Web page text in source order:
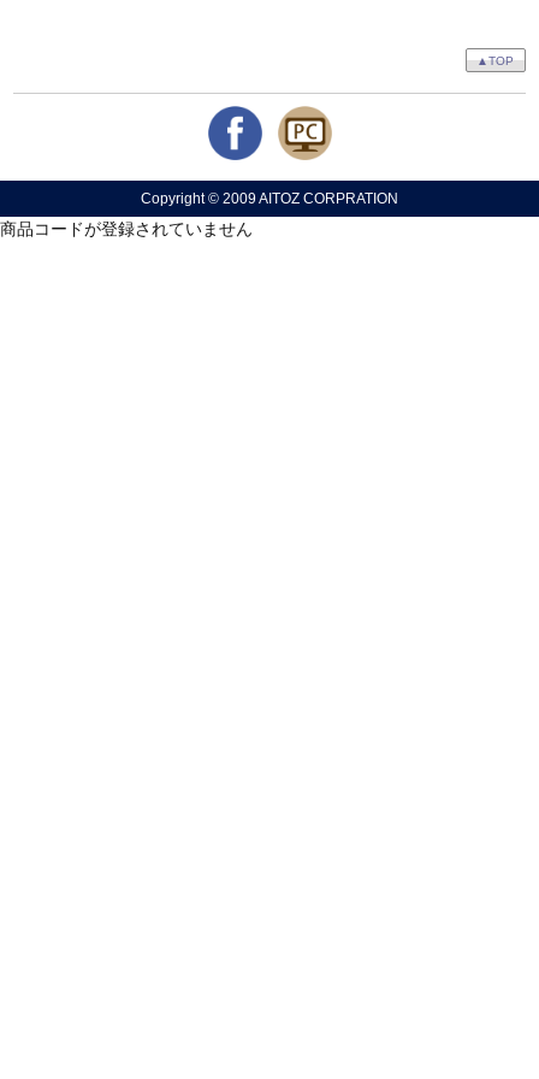
▲TOP
Copyright © 2009 AITOZ CORPRATION
商品コードが登録されていません